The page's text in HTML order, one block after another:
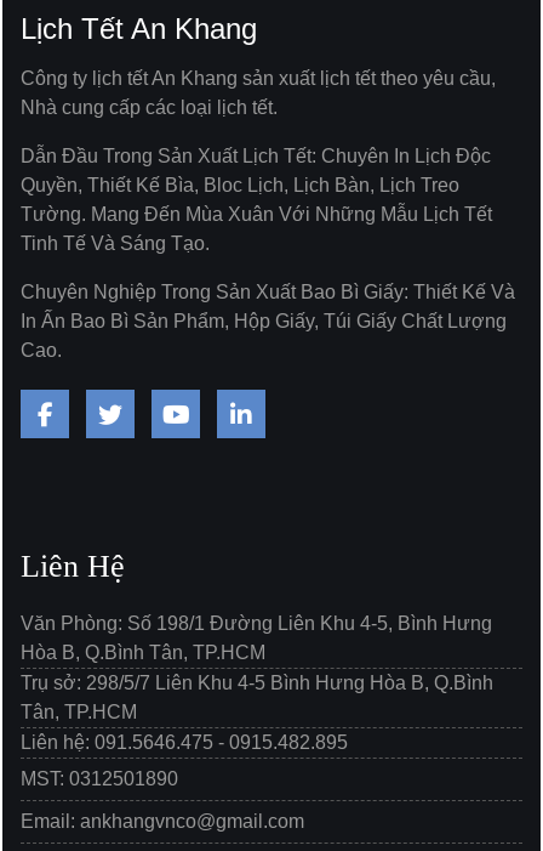
Lịch Tết An Khang
Công ty lịch tết An Khang sản xuất lịch tết theo yêu cầu,
Nhà cung cấp các loại lịch tết.
Dẫn Đầu Trong Sản Xuất Lịch Tết: Chuyên In Lịch Độc
Quyền, Thiết Kế Bìa, Bloc Lịch, Lịch Bàn, Lịch Treo
Tường. Mang Đến Mùa Xuân Với Những Mẫu Lịch Tết
Tinh Tế Và Sáng Tạo.
Chuyên Nghiệp Trong Sản Xuất Bao Bì Giấy: Thiết Kế Và
In Ấn Bao Bì Sản Phẩm, Hộp Giấy, Túi Giấy Chất Lượng
Cao.
Liên Hệ
Văn Phòng: Số 198/1 Đường Liên Khu 4-5, Bình Hưng
Hòa B, Q.Bình Tân, TP.HCM
Trụ sở: 298/5/7 Liên Khu 4-5 Bình Hưng Hòa B, Q.Bình
Tân, TP.HCM
Liên hệ: 091.5646.475 - 0915.482.895
MST: 0312501890
Email: ankhangvnco@gmail.com